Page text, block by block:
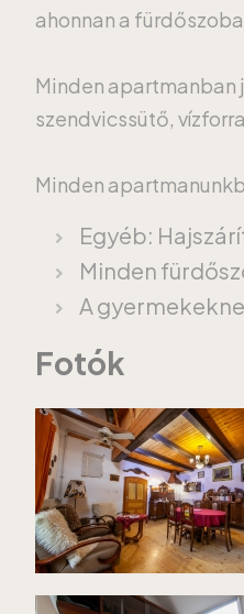
ahonnan a
Minden apartmanban
szendvicssütő,
Minden
Egyéb:
Minden
A
Fotók